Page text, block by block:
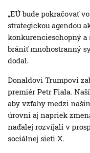
„EÚ bude pokračovať
strategickou agendou
konkurencieschopný a
brániť mnohostranný
dodal.
Donaldovi Trumpovi
premiér Petr Fiala.
aby vzťahy medzi
úrovni aj napriek
naďalej rozvíjali v
sociálnej sieti X.